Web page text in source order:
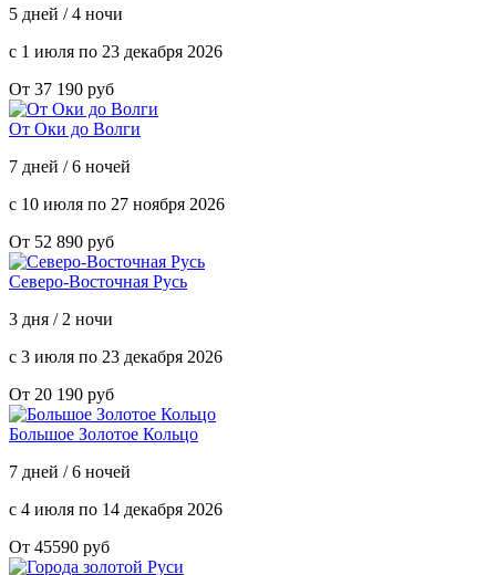
5 дней / 4 ночи
с 1 июля по 23 декабря 2026
От 37 190 руб
От Оки до Волги
7 дней / 6 ночей
с 10 июля по 27 ноября 2026
От 52 890 руб
Северо-Восточная Русь
3 дня / 2 ночи
с 3 июля по 23 декабря 2026
От 20 190 руб
Большое Золотое Кольцо
7 дней / 6 ночей
с 4 июля по 14 декабря 2026
От 45590 руб